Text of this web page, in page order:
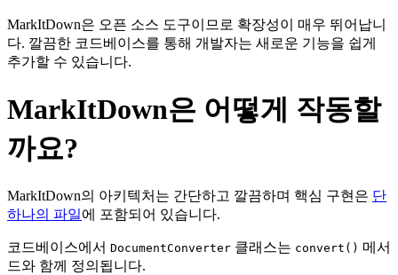
MarkItDown은 오픈 소스 도구이므로 확장성이 매우 뛰어납니
다. 깔끔한 코드베이스를 통해 개발자는 새로운 기능을 쉽게
추가할 수 있습니다.
MarkItDown은 어떻게 작동할
까요?
MarkItDown의 아키텍처는 간단하고 깔끔하며 핵심 구현은 단
하나의 파일에 포함되어 있습니다.
코드베이스에서 DocumentConverter 클래스는 convert() 메서
드와 함께 정의됩니다.